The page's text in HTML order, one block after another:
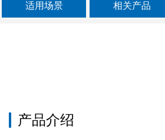
适用场景 相关产品
产品介绍